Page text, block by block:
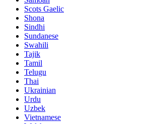
Scots Gaelic
Shona
Sindhi
Sundanese
Swahili
Tajik
Tamil
Telugu
Thai
Ukrainian
Urdu
Uzbek
Vietnamese